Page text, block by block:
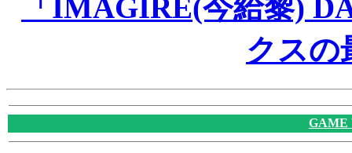
「IMAGIRE(今給黎)
クスの
GAME